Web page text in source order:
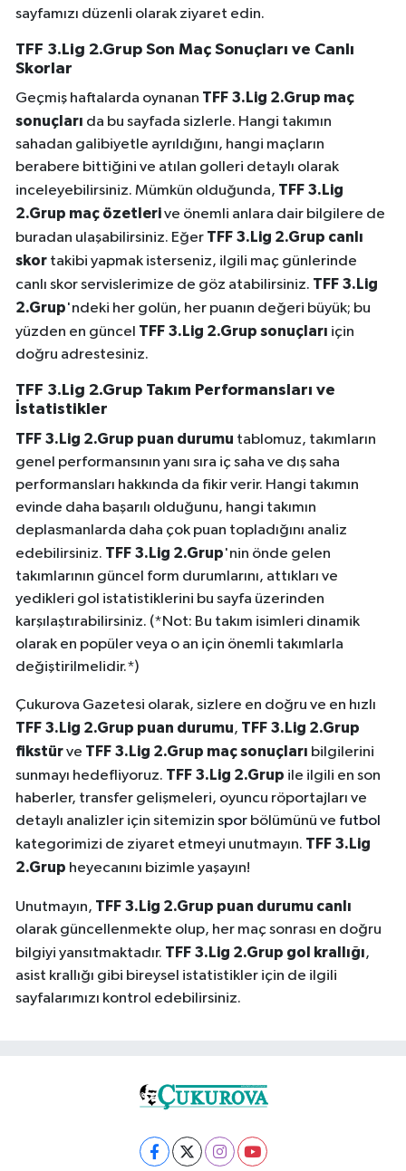
sayfamızı düzenli olarak ziyaret edin.
TFF 3.Lig 2.Grup Son Maç Sonuçları ve Canlı
Skorlar
Geçmiş haftalarda oynanan TFF 3.Lig 2.Grup maç
sonuçları da bu sayfada sizlerle. Hangi takımın
sahadan galibiyetle ayrıldığını, hangi maçların
berabere bittiğini ve atılan golleri detaylı olarak
inceleyebilirsiniz. Mümkün olduğunda, TFF 3.Lig
2.Grup maç özetlerive önemli anlara dair bilgilere de
buradan ulaşabilirsiniz. Eğer TFF 3.Lig 2.Grup canlı
skor takibi yapmak isterseniz, ilgili maç günlerinde
canlı skor servislerimize de göz atabilirsiniz. TFF 3.Lig
2.Grup'ndeki her golün, her puanın değeri büyük; bu
yüzden en güncel TFF 3.Lig 2.Grup sonuçları için
doğru adrestesiniz.
TFF 3.Lig 2.Grup Takım Performansları ve
İstatistikler
TFF 3.Lig 2.Grup puan durumu tablomuz, takımların
genel performansının yanı sıra iç saha ve dış saha
performansları hakkında da fikir verir. Hangi takımın
evinde daha başarılı olduğunu, hangi takımın
deplasmanlarda daha çok puan topladığını analiz
edebilirsiniz. TFF 3.Lig 2.Grup'nin önde gelen
takımlarının güncel form durumlarını, attıkları ve
yedikleri gol istatistiklerini bu sayfa üzerinden
karşılaştırabilirsiniz. (*Not: Bu takım isimleri dinamik
olarak en popüler veya o an için önemli takımlarla
değiştirilmelidir.*)
Çukurova Gazetesi olarak, sizlere en doğru ve en hızlı
TFF 3.Lig 2.Grup puan durumu, TFF 3.Lig 2.Grup
fikstürve TFF 3.Lig 2.Grup maç sonuçları bilgilerini
sunmayı hedefliyoruz. TFF 3.Lig 2.Grup ile ilgili en son
haberler, transfer gelişmeleri, oyuncu röportajları ve
detaylı analizler için sitemizin spor bölümünü ve futbol
kategorimizi de ziyaret etmeyi unutmayın. TFF 3.Lig
2.Grup heyecanını bizimle yaşayın!
Unutmayın, TFF 3.Lig 2.Grup puan durumu canlı
olarak güncellenmekte olup, her maç sonrası en doğru
bilgiyi yansıtmaktadır. TFF 3.Lig 2.Grup gol krallığı,
asist krallığı gibi bireysel istatistikler için de ilgili
sayfalarımızı kontrol edebilirsiniz.